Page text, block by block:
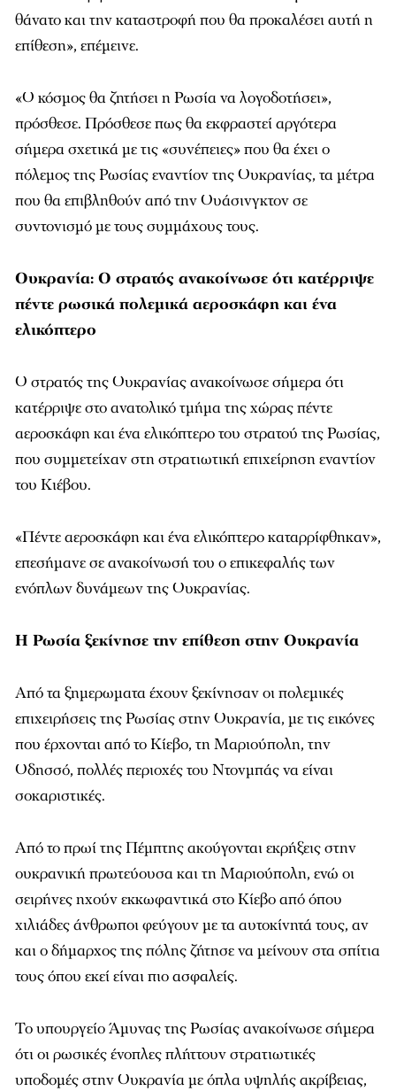
θάνατο και την καταστροφή που θα προκαλέσει αυτή η
επίθεση», επέμεινε.
«Ο κόσμος θα ζητήσει η Ρωσία να λογοδοτήσει»,
πρόσθεσε. Πρόσθεσε πως θα εκφραστεί αργότερα
σήμερα σχετικά με τις «συνέπειες» που θα έχει ο
πόλεμος της Ρωσίας εναντίον της Ουκρανίας, τα μέτρα
που θα επιβληθούν από την Ουάσινγκτον σε
συντονισμό με τους συμμάχους τους.
Ουκρανία: Ο στρατός ανακοίνωσε ότι κατέρριψε
πέντε ρωσικά πολεμικά αεροσκάφη και ένα
ελικόπτερο
Ο στρατός της Ουκρανίας ανακοίνωσε σήμερα ότι
κατέρριψε στο ανατολικό τμήμα της χώρας πέντε
αεροσκάφη και ένα ελικόπτερο του στρατού της Ρωσίας,
που συμμετείχαν στη στρατιωτική επιχείρηση εναντίον
του Κιέβου.
«Πέντε αεροσκάφη και ένα ελικόπτερο καταρρίφθηκαν»,
επεσήμανε σε ανακοίνωσή του ο επικεφαλής των
ενόπλων δυνάμεων της Ουκρανίας.
Η Ρωσία ξεκίνησε την επίθεση στην Ουκρανία
Από τα ξημερωματα έχουν ξεκίνησαν οι πολεμικές
επιχειρήσεις της Ρωσίας στην Ουκρανία, με τις εικόνες
που έρχονται από το Κίεβο, τη Μαριούπολη, την
Οδησσό, πολλές περιοχές του Ντονμπάς να είναι
σοκαριστικές.
Από το πρωί της Πέμπτης ακούγονται εκρήξεις στην
ουκρανική πρωτεύουσα και τη Μαριούπολη, ενώ οι
σειρήνες ηχούν εκκωφαντικά στο Κίεβο από όπου
χιλιάδες άνθρωποι φεύγουν με τα αυτοκίνητά τους, αν
και ο δήμαρχος της πόλης ζήτησε να μείνουν στα σπίτια
τους όπου εκεί είναι πιο ασφαλείς.
Το υπουργείο Άμυνας της Ρωσίας ανακοίνωσε σήμερα
ότι οι ρωσικές ένοπλες πλήττουν στρατιωτικές
υποδομές στην Ουκρανία με όπλα υψηλής ακρίβειας,